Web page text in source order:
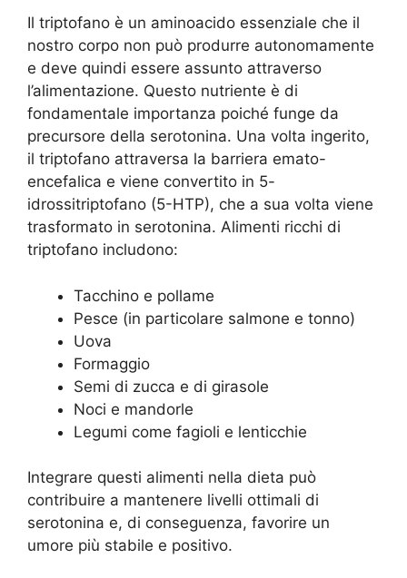
Il triptofano è un aminoacido essenziale che il
nostro corpo non può produrre autonomamente
e deve quindi essere assunto attraverso
l’alimentazione. Questo nutriente è di
fondamentale importanza poiché funge da
precursore della serotonina. Una volta ingerito,
il triptofano attraversa la barriera emato-
encefalica e viene convertito in 5-
idrossitriptofano (5-HTP), che a sua volta viene
trasformato in serotonina. Alimenti ricchi di
triptofano includono:
Tacchino e pollame
Pesce (in particolare salmone e tonno)
Uova
Formaggio
Semi di zucca e di girasole
Noci e mandorle
Legumi come fagioli e lenticchie
Integrare questi alimenti nella dieta può
contribuire a mantenere livelli ottimali di
serotonina e, di conseguenza, favorire un
umore più stabile e positivo.